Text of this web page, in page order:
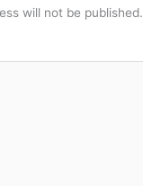
will not be published.